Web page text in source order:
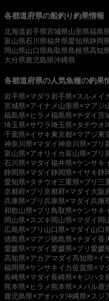
各都道府県の船釣り釣果情報
北海道岩手県宮城県山形県福島
富山県石川県福井県愛知県静岡
岡山県山口県鳥取県島根県高知
大分県 鹿児島県沖縄県
各都道府県の人気魚種の釣果
岩手県×マダラ 岩手県×スルメイ
宮城県×アイナメ 山形県×マアジ
福島県×ヒラメ福島県×チダイ茨
埼玉県×サワラ埼玉県×タチウオ
千葉県×イサキ東京都×マアジ東
神奈川県×マダイ神奈川県×ブリ
富山県×アオリイカ富山県×ブリ
石川県×マダイ福井県×ケンサキ
静岡県×マダイ静岡県×イサキ静
愛知県×タチウオ三重県×ブリ 三
京都府×ブリ 京都府×マダイ 大阪
兵庫県×ブリ 兵庫県×マダイ兵庫
和歌山県×ブリ 鳥取県×ケンサキ
岡山県×スズキ岡山県×マダイ 岡
広島県×ブリ 山口県×マダイ 山口
徳島県×マアジ徳島県×チダイ香
愛媛県×マダイ愛媛県×ブリ 愛媛
高知県×アカアマダイ高知県×イ
福岡県×ケンサキイカ佐賀県×マ
長崎県×マダイ長崎県×キジハタ
熊本県×ヒラメ 熊本県×メバル鹿
鹿児島県×アオハタ沖縄県×スジ